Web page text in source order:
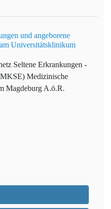
und angeborene
Universitätsklinikum
Seltene Erkrankungen -
Medizinische
Magdeburg A.ö.R.